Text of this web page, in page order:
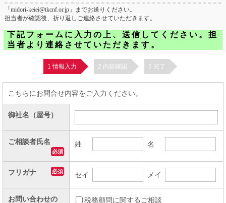
「midori-keiei@tkcnf.or.jp」までお送りください。
担当者が確認後、折り返しご連絡させていただきます。
下記フォームに入力の上、送信してください。担
当者より連絡させていただきます。